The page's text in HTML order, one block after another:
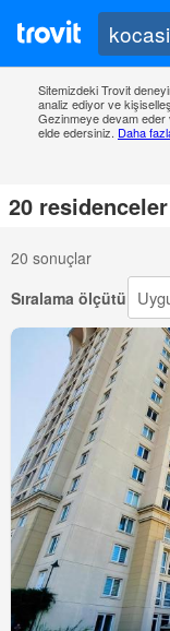
Sitemizdeki Trovit
analiz ediyor ve
Gezinmeye devam
elde edersiniz. Daha
20
20 sonuçlar
Sıralama ölçütü